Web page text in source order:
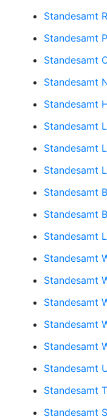
Standesamt
Standesamt
Standesamt
Standesamt
Standesamt
Standesamt
Standesamt
Standesamt
Standesamt
Standesamt
Standesamt
Standesamt
Standesamt
Standesamt
Standesamt
Standesamt
Standesamt
Standesamt
Standesamt